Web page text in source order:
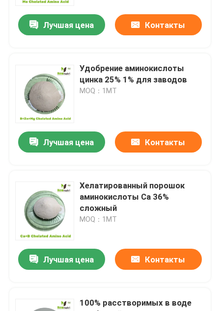
Удобрение Humate калия
Порошок Fulvic кисловочный
Гуминовая кислота натрия
Составной порошок аминокислоты
Калий Fulvic кисловочное
Удобрение аминокислоты
Soluble порошок гуминовой кислоты
Лучшая цена Контакты
Удобрение аминокислоты
цинка 25% 1% для заводов
MOQ：1МТ
Лучшая цена Контакты
Хелатированный порошок
аминокислоты Ca 36%
сложный
MOQ：1МТ
Лучшая цена Контакты
100% расстворимых в воде